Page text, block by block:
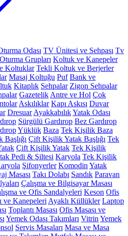
Odası TV Ünitesi ve Sehpası Tv
Oturma Grupları Koltuk ve Kanepeler
Koltuklar Tekli Koltuk ve Berjerler
Masaj Koltuğu Puf Bank ve
Kitaplık Sehpalar Zigon Sehpalar
Gazetelik Antre ve Hol Çok
Askılıklar Kapı Askısı Duvar
Dresuar AyakkabılıkYatak Odası
Sürgülü Gardırop Bez Gardırop
Yüklük Baza Tek Kişilik Baza
Başlığı Çift Kişilik Yatak Başlığı Tek
Çift Kişilik Yatak Tek Kişilik
Pedi & Şiltesi Karyola Tek Kişilik
Şifonyerler Komodin Yatak
Masası Takı Dolabı Sandık Paravan
Çalışma ve Bilgisayar Masası
ve Ofis Sandalyeleri Keson Ofis
ve Kanepeleri Ayaklı Küllükler Laptop
Toplantı Masası Ofis Masası ve
Yemek Odası Takımları Vitrin Yemek
Servis Masaları Masa ve Masa